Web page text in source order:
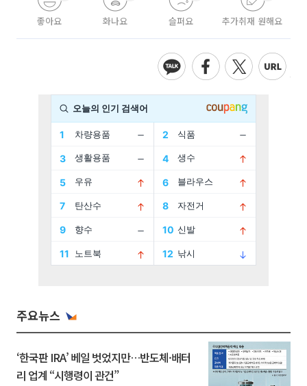
좋아요 화나요 슬퍼요 추가취재 원해요
주요뉴스
‘한국판 IRA’ 베일 벗었지만…반도체·배터
리 업계 “시행령이 관건”